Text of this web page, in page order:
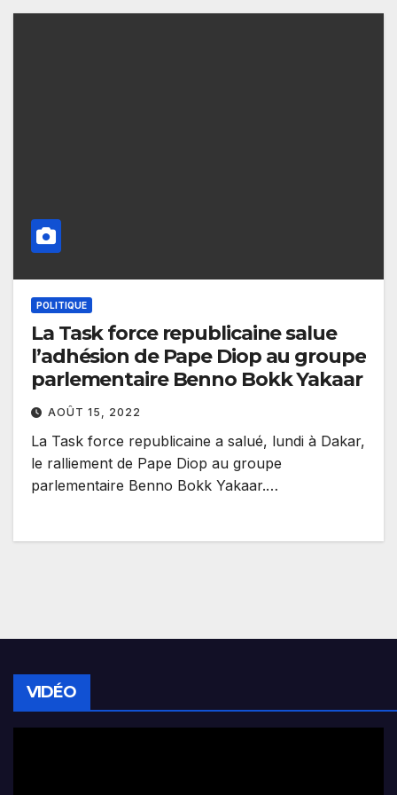
POLITIQUE
La Task force republicaine salue
l’adhésion de Pape Diop au groupe
parlementaire Benno Bokk Yakaar
AOÛT 15, 2022
La Task force republicaine a salué, lundi à Dakar,
le ralliement de Pape Diop au groupe
parlementaire Benno Bokk Yakaar.…
VIDÉO